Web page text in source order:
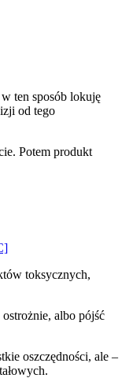
ten sposób lokuję
od tego
Potem produkt
toksycznych,
albo pójść
oszczędności, ale –